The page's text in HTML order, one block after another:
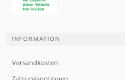
INFORMATION
Versandkosten